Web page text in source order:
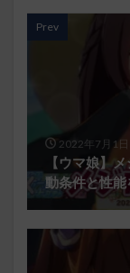
Prev
2022年7月1日
【ウマ娘】
動条件と性